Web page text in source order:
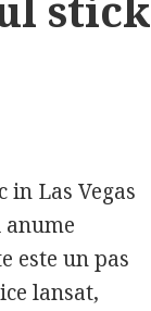
in Las Vegas
anume
este un pas
lansat,